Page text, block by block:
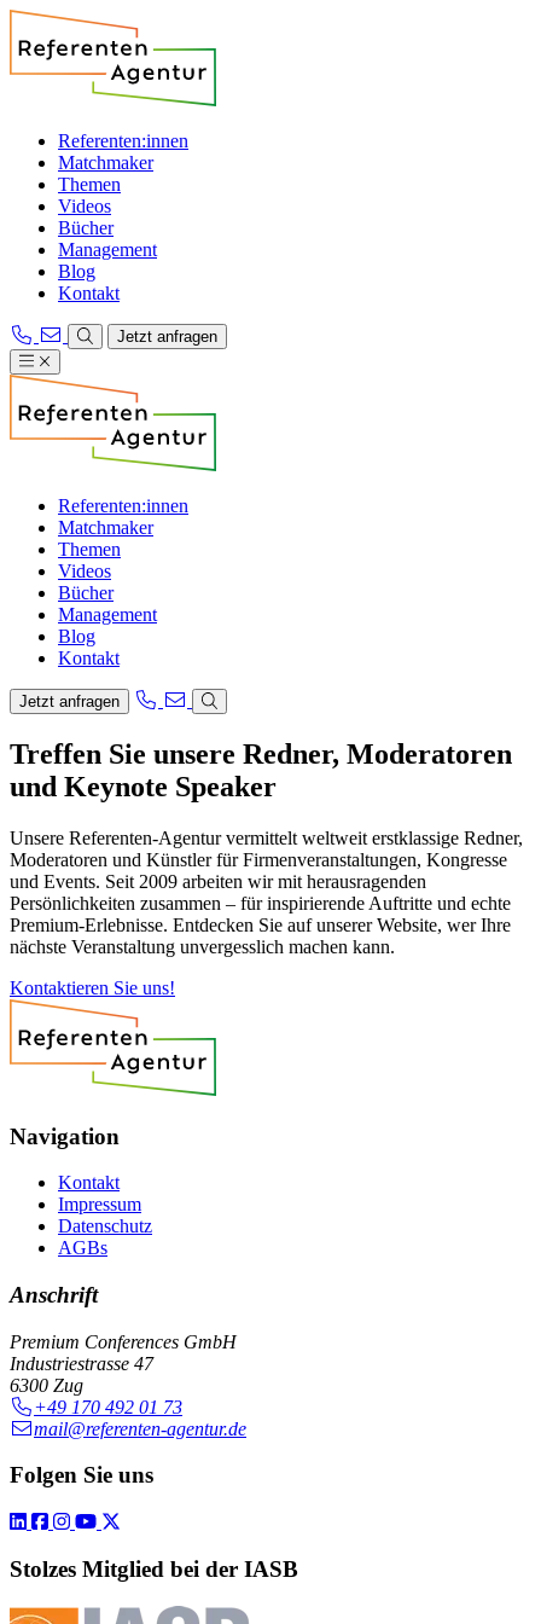
Referenten:innen
Matchmaker
Themen
Videos
Bücher
Management
Blog
Kontakt
Jetzt anfragen
Referenten:innen
Matchmaker
Themen
Videos
Bücher
Management
Blog
Kontakt
Jetzt anfragen
Treffen Sie unsere Redner, Moderatoren
und Keynote Speaker
Unsere Referenten-Agentur vermittelt weltweit erstklassige Redner,
Moderatoren und Künstler für Firmenveranstaltungen, Kongresse
und Events. Seit 2009 arbeiten wir mit herausragenden
Persönlichkeiten zusammen – für inspirierende Auftritte und echte
Premium-Erlebnisse. Entdecken Sie auf unserer Website, wer Ihre
nächste Veranstaltung unvergesslich machen kann.
Kontaktieren Sie uns!
Navigation
Kontakt
Impressum
Datenschutz
AGBs
Anschrift
Premium Conferences GmbH
Industriestrasse 47
6300 Zug
+49 170 492 01 73
mail@referenten-agentur.de
Folgen Sie uns
Stolzes Mitglied bei der IASB